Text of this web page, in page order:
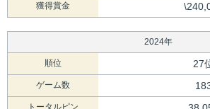
獲得賞金
2024年
順位 27
ゲーム数